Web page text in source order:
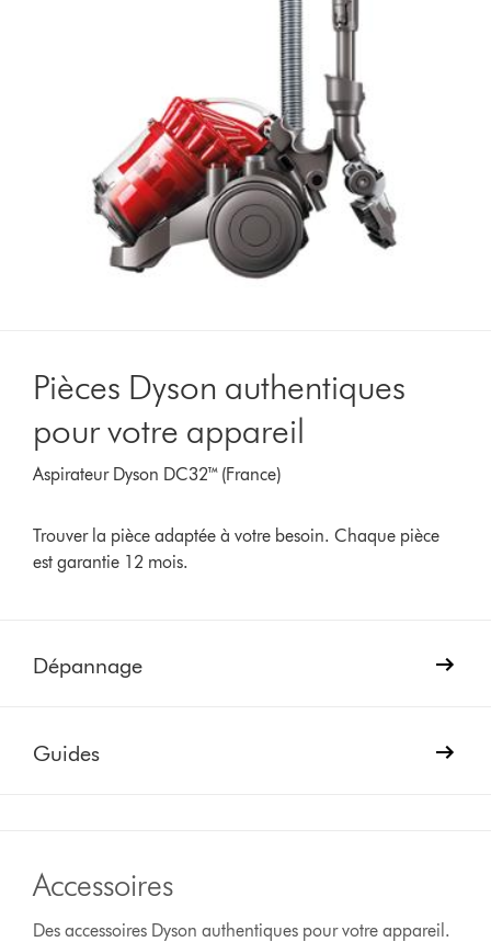
Pièces Dyson authentiques
pour votre appareil
Aspirateur Dyson DC32™ (France)
Trouver la pièce adaptée à votre besoin. Chaque pièce
est garantie 12 mois.
Dépannage
Guides
Accessoires
Des accessoires Dyson authentiques pour votre appareil.